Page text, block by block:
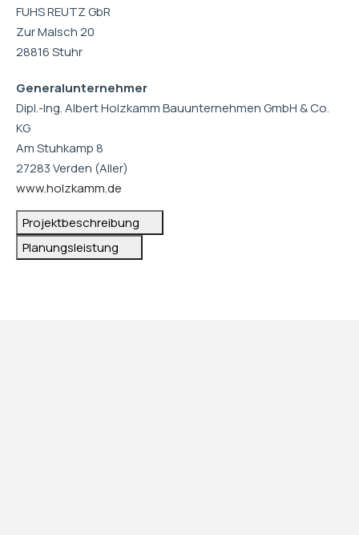
FUHS REUTZ GbR
Zur Malsch 20
28816 Stuhr
Generalunternehmer
Dipl.-Ing. Albert Holzkamm Bauunternehmen GmbH & Co.
KG
Am Stuhkamp 8
27283 Verden (Aller)
www.holzkamm.de
Projektbeschreibung
Planungsleistung